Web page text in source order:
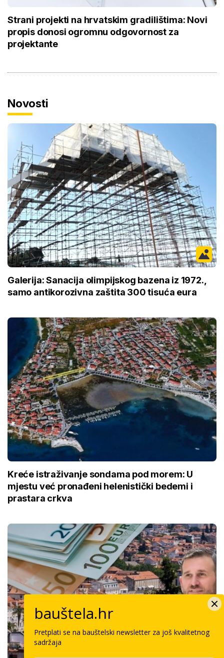
Strani projekti na hrvatskim gradilištima: Novi
propis donosi ogromnu odgovornost za
projektante
Novosti
Galerija: Sanacija olimpijskog bazena iz 1972.,
samo antikorozivna zaštita 300 tisuća eura
Kreće istraživanje sondama pod morem: U
mjestu već pronađeni helenistički bedemi i
prastara crkva
bauštela.hr
Pretplati se na bauštelski newsletter za još kvalitetnog
sadržaja